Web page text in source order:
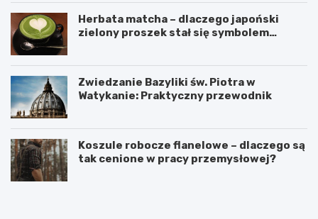
Herbata matcha – dlaczego japoński
zielony proszek stał się symbolem
Zwiedzanie Bazyliki św. Piotra w
Watykanie: Praktyczny przewodnik
Koszule robocze flanelowe – dlaczego są
tak cenione w pracy przemysłowej?
C
C